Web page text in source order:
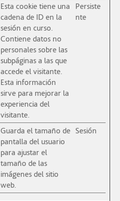
Esta cookie tiene una
cadena de ID en la
sesión en curso.
Contiene datos no
personales sobre las
subpáginas a las que
accede el visitante.
Esta información
sirve para mejorar la
experiencia del
visitante.
Persiste
nte
Guarda el tamaño de
pantalla del usuario
para ajustar el
tamaño de las
imágenes del sitio
web.
Sesión